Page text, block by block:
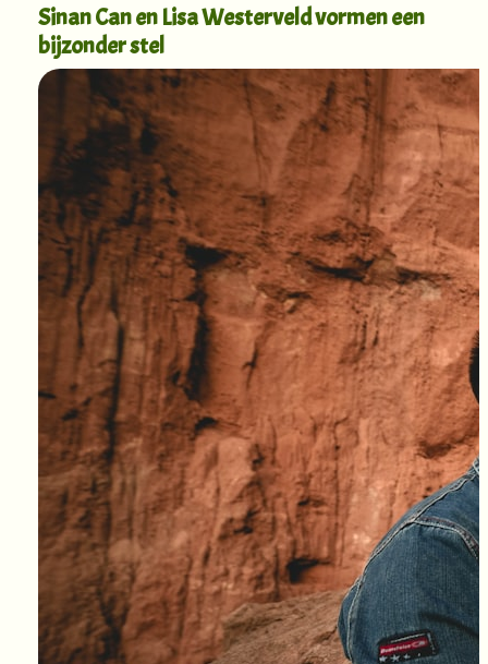
Sinan Can en Lisa Westerveld vormen een
bijzonder stel